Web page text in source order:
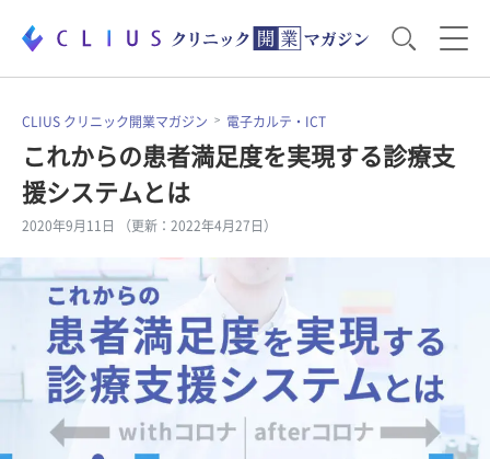
お役立ち資料 運営・経営のポイント
開業医のリアル
電子カルテ・ICT 医療機器・事務機器
集患のコツ セミナー
CLIUS クリニック開業マガジン 電子カルテ・ICT
これからの患者満足度を実現する診療支
援システムとは
2020年9月11日 （更新：2022年4月27日）